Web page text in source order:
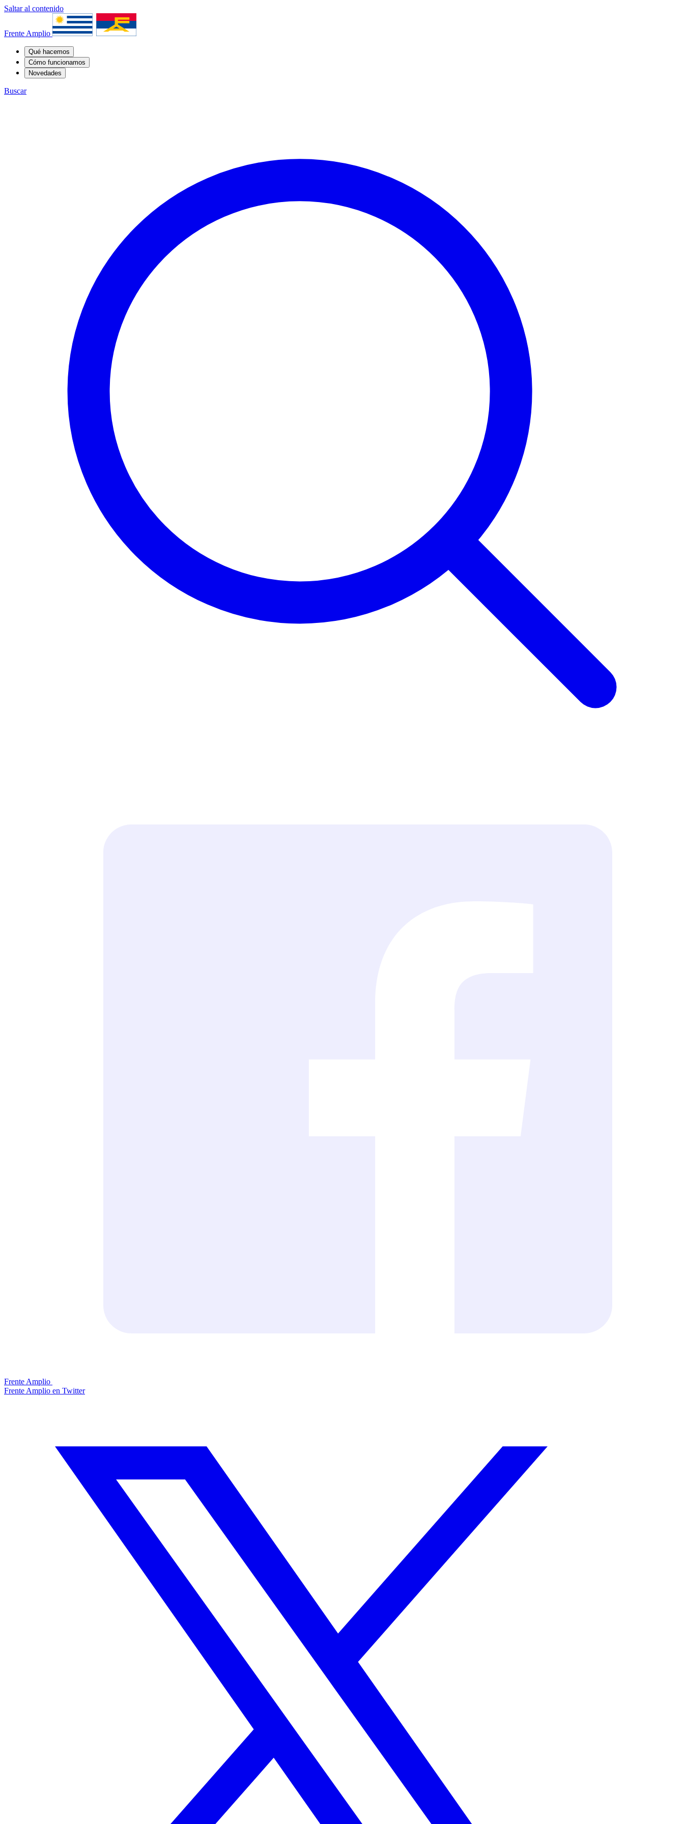
Saltar al contenido
Frente Amplio
Qué hacemos
Cómo funcionamos
Novedades
Buscar
Frente Amplio
Frente Amplio en Twitter